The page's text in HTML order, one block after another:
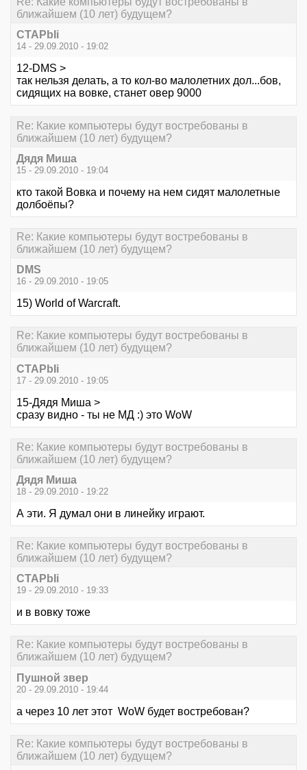
ближайшем (10 лет) будущем?
CTAPbIi
14 - 29.09.2010 - 19:02
12-DMS >
так нельзя делать, а то кол-во малолетних дол...бов,
сидящих на вовке, станет овер 9000
Re: Какие компьютеры будут востребованы в
ближайшем (10 лет) будущем?
Дядя Миша
15 - 29.09.2010 - 19:04
кто такой Вовка и почему на нем сидят малолетные
долбоёпы?
Re: Какие компьютеры будут востребованы в
ближайшем (10 лет) будущем?
DMS
16 - 29.09.2010 - 19:05
15) World of Warcraft.
Re: Какие компьютеры будут востребованы в
ближайшем (10 лет) будущем?
CTAPbIi
17 - 29.09.2010 - 19:05
15-Дядя Миша >
сразу видно - ты не МД :) это WoW
Re: Какие компьютеры будут востребованы в
ближайшем (10 лет) будущем?
Дядя Миша
18 - 29.09.2010 - 19:22
А эти. Я думал они в линейку играют.
Re: Какие компьютеры будут востребованы в
ближайшем (10 лет) будущем?
CTAPbIi
19 - 29.09.2010 - 19:33
и в вовку тоже
Re: Какие компьютеры будут востребованы в
ближайшем (10 лет) будущем?
Пушной звер
20 - 29.09.2010 - 19:44
а через 10 лет этот WoW будет востребован?
Re: Какие компьютеры будут востребованы в
ближайшем (10 лет) будущем?